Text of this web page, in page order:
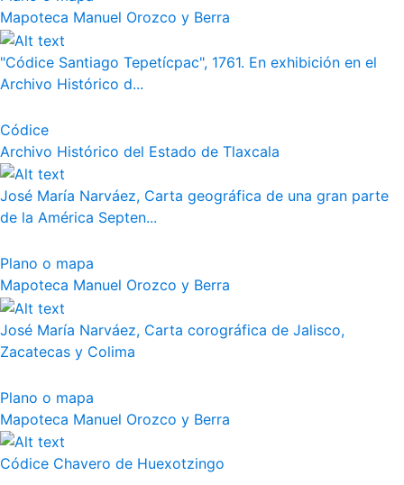
Mapoteca Manuel Orozco y Berra
"Códice Santiago Tepetícpac", 1761. En exhibición en el
Archivo Histórico d...
Códice
Archivo Histórico del Estado de Tlaxcala
José María Narváez, Carta geográfica de una gran parte
de la América Septen...
Plano o mapa
Mapoteca Manuel Orozco y Berra
José María Narváez, Carta corográfica de Jalisco,
Zacatecas y Colima
Plano o mapa
Mapoteca Manuel Orozco y Berra
Códice Chavero de Huexotzingo